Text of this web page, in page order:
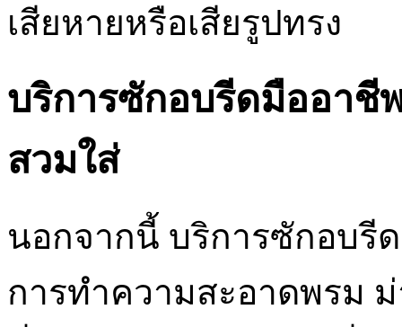
เสียหายหรือเสียรูปทรง
บริการซักอบรีดมืออาชี
สวมใส่
นอกจากนี้ บริการซักอบรี
การทำความสะอาดพรม